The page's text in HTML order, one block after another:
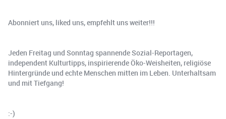
Abonniert uns, liked uns, empfehlt uns weiter!!!
Jeden Freitag und Sonntag spannende Sozial-Reportagen,
independent Kulturtipps, inspirierende Öko-Weisheiten, religiöse
Hintergründe und echte Menschen mitten im Leben. Unterhaltsam
und mit Tiefgang!
:-)